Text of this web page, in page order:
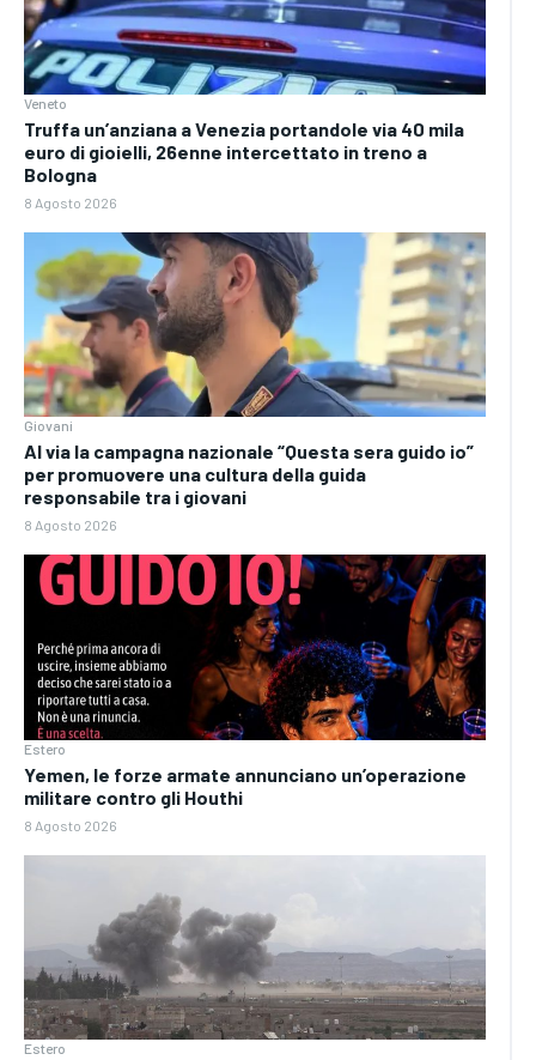
Veneto
Truffa un’anziana a Venezia portandole via 40 mila
euro di gioielli, 26enne intercettato in treno a
Bologna
8 Agosto 2026
Giovani
Al via la campagna nazionale “Questa sera guido io”
per promuovere una cultura della guida
responsabile tra i giovani
8 Agosto 2026
Estero
Yemen, le forze armate annunciano un’operazione
militare contro gli Houthi
8 Agosto 2026
Estero